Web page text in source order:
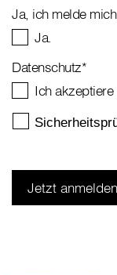
Ja, ich melde
Ja.
Datenschutz*
Ich akzeptiere